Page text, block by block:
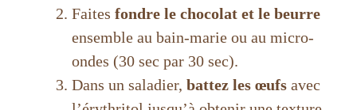
Faites fondre le chocolat et le beurre
ensemble au bain-marie ou au micro-
ondes (30 sec par 30 sec).
Dans un saladier, battez les œufs avec